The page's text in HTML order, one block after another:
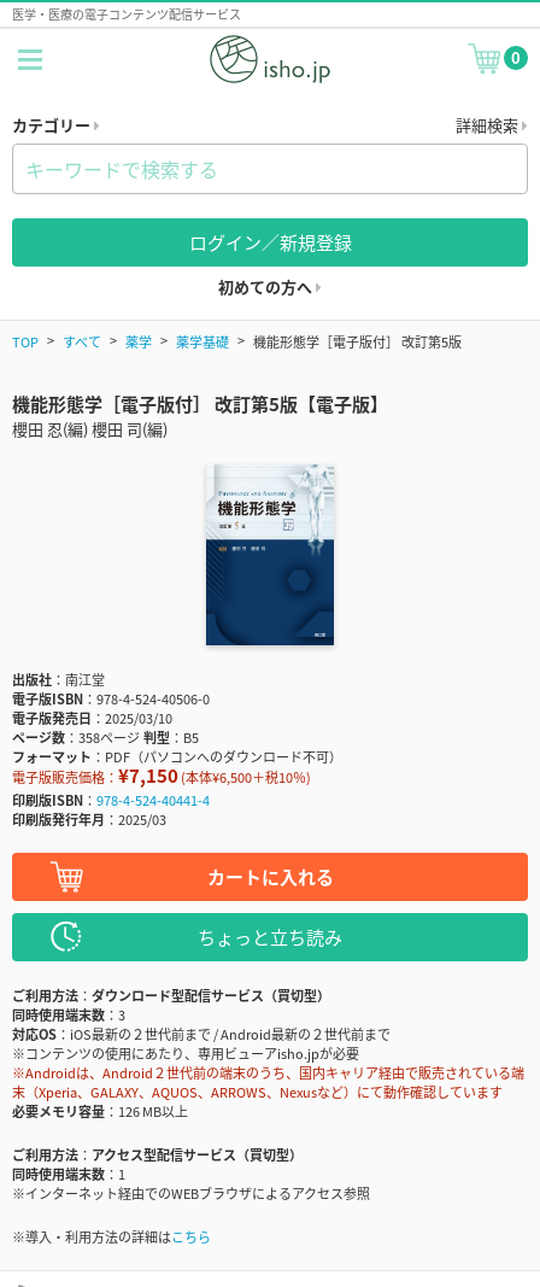
医学・医療の電子コンテンツ配信サービス
0
カテゴリー 詳細検索
ログイン／新規登録
初めての方へ
TOP すべて 薬学 薬学基礎 機能形態学［電子版付］ 改訂第5版
機能形態学［電子版付］ 改訂第5版【電子版】
櫻田 忍(編) 櫻田 司(編)
出版社
南江堂
電子版ISBN
978-4-524-40506-0
電子版発売日
2025/03/10
ページ数
358ページ判型
B5
フォーマット
PDF（パソコンへのダウンロード不可）
電子版販売価格： ¥7,150(本体¥6,500＋税10％)
印刷版ISBN
978-4-524-40441-4
印刷版発行年月
2025/03
カートに入れる
ちょっと立ち読み
ご利用方法
ダウンロード型配信サービス（買切型）
同時使用端末数
3
対応OS
iOS最新の２世代前まで / Android最新の２世代前まで
※コンテンツの使用にあたり、専用ビューアisho.jpが必要
※Androidは、Android２世代前の端末のうち、国内キャリア経由で販売されている端
末（Xperia、GALAXY、AQUOS、ARROWS、Nexusなど）にて動作確認しています
必要メモリ容量
126 MB以上
ご利用方法
アクセス型配信サービス（買切型）
同時使用端末数
1
※インターネット経由でのWEBブラウザによるアクセス参照
※導入・利用方法の詳細はこちら